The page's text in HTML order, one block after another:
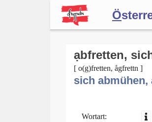
Ö
Forum
Blog
ạbfretten,
[ o(g)fretten, ågfrettn ]
sich abmühen,
Wortart: